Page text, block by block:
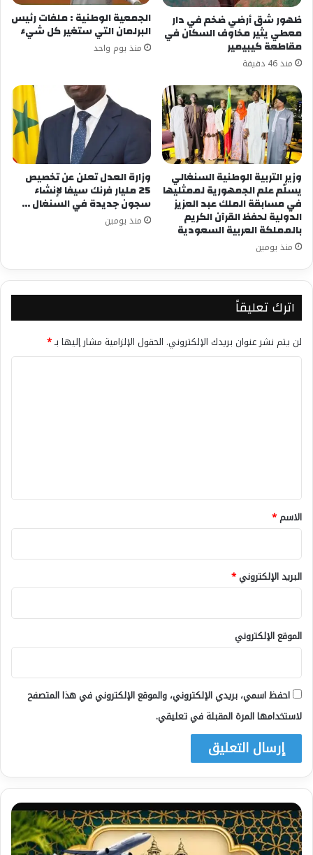
ظهور شق أرضي ضخم في دار
معطي يثير مخاوف السكان في
مقاطعة كيبيمير
منذ 46 دقيقة
الجمعية الوطنية : ملفات رئيس
البرلمان التي ستغير كل شيء
منذ يوم واحد
وزير التربية الوطنية السنغالي
يسلّم علم الجمهورية لممثليها
في مسابقة الملك عبد العزيز
الدولية لحفظ القرآن الكريم
بالمملكة العربية السعودية
منذ يومين
وزارة العدل تعلن عن تخصيص
25 مليار فرنك سيفا لإنشاء
سجون جديدة في السنغال …
منذ يومين
اترك تعليقاً
لن يتم نشر عنوان بريدك الإلكتروني. الحقول الإلزامية مشار إليها بـ*
*
الاسم*
البريد الإلكتروني*
الموقع الإلكتروني
احفظ اسمي، بريدي الإلكتروني، والموقع الإلكتروني في هذا المتصفح
لاستخدامها المرة المقبلة في تعليقي.